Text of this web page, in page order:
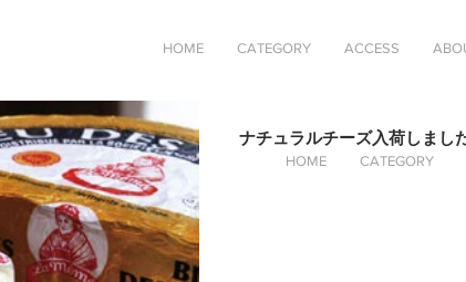
HOME CATEGORY ACCESS
ナチュラルチーズ入荷しまし
HOME CATEGORY